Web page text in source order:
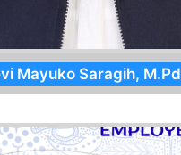
Mayuko Saragih, M.Pd